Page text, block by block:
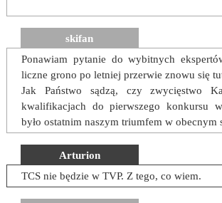
skifan
Ponawiam pytanie do wybitnych
liczne grono po letniej przerwie znowu się
Jak Państwo sądzą, czy zwycięstwo
kwalifikacjach do pierwszego konkursu
było ostatnim naszym triumfem w obecnym
Arturion
TCS nie będzie w TVP. Z tego, co wiem.